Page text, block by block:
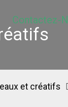
Contactez-
et créatifs